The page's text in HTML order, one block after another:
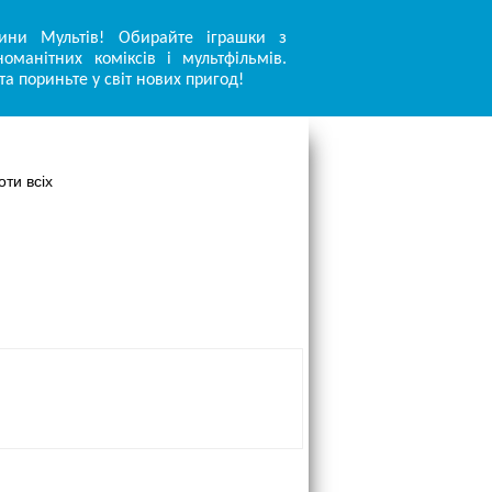
Мультів! Обирайте іграшки з
коміксів і мультфільмів.
пориньте у світ нових пригод!
всіх